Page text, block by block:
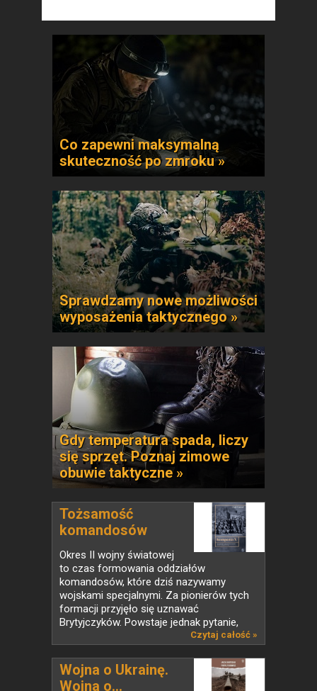
Co zapewni maksymalną
skuteczność po zmroku »
Sprawdzamy nowe możliwości
wyposażenia taktycznego »
Gdy temperatura spada, liczy
się sprzęt. Poznaj zimowe
obuwie taktyczne »
Tożsamość
komandosów
Kompanii X
Okres II wojny światowej
to czas formowania oddziałów
komandosów, które dziś nazywamy
wojskami specjalnymi. Za pionierów tych
formacji przyjęło się uznawać
Brytyjczyków. Powstaje jednak pytanie,
Czytaj całość »
Wojna o Ukrainę.
Wojna o...